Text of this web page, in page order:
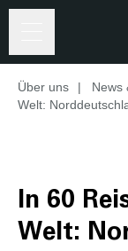
Suche
Über uns | News
Welt:
In 60
Welt: